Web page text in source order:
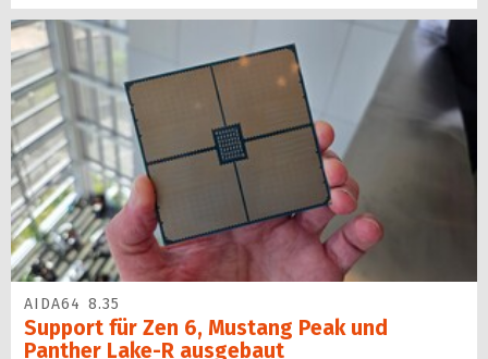
AIDA64 8.35
Support für Zen 6, Mustang Peak und
Panther Lake-R ausgebaut